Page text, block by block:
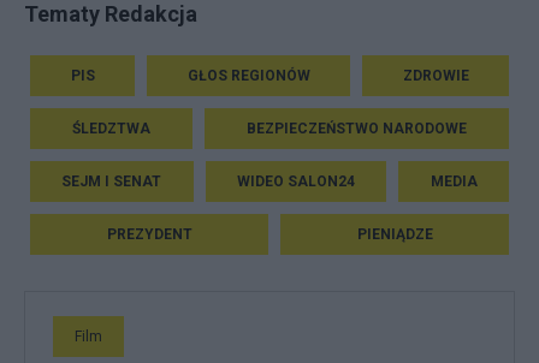
Tematy Redakcja
PIS GŁOS REGIONÓW ZDROWIE
ŚLEDZTWA BEZPIECZEŃSTWO NARODOWE
SEJM I SENAT WIDEO SALON24 MEDIA
PREZYDENT PIENIĄDZE
Film